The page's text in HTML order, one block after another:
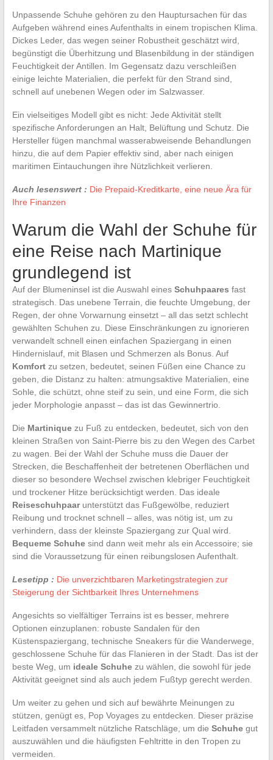
Unpassende Schuhe gehören zu den Hauptursachen für das
Aufgeben während eines Aufenthalts in einem tropischen Klima.
Dickes Leder, das wegen seiner Robustheit geschätzt wird,
begünstigt die Überhitzung und Blasenbildung in der ständigen
Feuchtigkeit der Antillen. Im Gegensatz dazu verschleißen
einige leichte Materialien, die perfekt für den Strand sind,
schnell auf unebenen Wegen oder im Salzwasser.
Ein vielseitiges Modell gibt es nicht: Jede Aktivität stellt
spezifische Anforderungen an Halt, Belüftung und Schutz. Die
Hersteller fügen manchmal wasserabweisende Behandlungen
hinzu, die auf dem Papier effektiv sind, aber nach einigen
maritimen Eintauchungen ihre Nützlichkeit verlieren.
Auch lesenswert : Die Prepaid-Kreditkarte, eine neue Ära für
Ihre Finanzen
Warum die Wahl der Schuhe für
eine Reise nach Martinique
grundlegend ist
Auf der Blumeninsel ist die Auswahl eines Schuhpaares fast
strategisch. Das unebene Terrain, die feuchte Umgebung, der
Regen, der ohne Vorwarnung einsetzt – all das setzt schlecht
gewählten Schuhen zu. Diese Einschränkungen zu ignorieren
verwandelt schnell einen einfachen Spaziergang in einen
Hindernislauf, mit Blasen und Schmerzen als Bonus. Auf
Komfortzu setzen, bedeutet, seinen Füßen eine Chance zu
geben, die Distanz zu halten: atmungsaktive Materialien, eine
Sohle, die schützt, ohne steif zu sein, und eine Form, die sich
jeder Morphologie anpasst – das ist das Gewinnertrio.
Die Martiniquezu Fuß zu entdecken, bedeutet, sich von den
kleinen Straßen von Saint-Pierre bis zu den Wegen des Carbet
zu wagen. Bei der Wahl der Schuhe muss die Dauer der
Strecken, die Beschaffenheit der betretenen Oberflächen und
dieser so besondere Wechsel zwischen klebriger Feuchtigkeit
und trockener Hitze berücksichtigt werden. Das ideale
Reiseschuhpaarunterstützt das Fußgewölbe, reduziert
Reibung und trocknet schnell – alles, was nötig ist, um zu
verhindern, dass der kleinste Spaziergang zur Qual wird.
Bequeme Schuhesind dann weit mehr als ein Accessoire; sie
sind die Voraussetzung für einen reibungslosen Aufenthalt.
Lesetipp : Die unverzichtbaren Marketingstrategien zur
Steigerung der Sichtbarkeit Ihres Unternehmens
Angesichts so vielfältiger Terrains ist es besser, mehrere
Optionen einzuplanen: robuste Sandalen für den
Küstenspaziergang, technische Sneakers für die Wanderwege,
geschlossene Schuhe für das Flanieren in der Stadt. Das ist der
beste Weg, um ideale Schuhezu wählen, die sowohl für jede
Aktivität geeignet sind als auch jedem Fußtyp gerecht werden.
Um weiter zu gehen und sich auf bewährte Meinungen zu
stützen, genügt es, Pop Voyages zu entdecken. Dieser präzise
Leitfaden versammelt nützliche Ratschläge, um die Schuhegut
auszuwählen und die häufigsten Fehltritte in den Tropen zu
vermeiden.